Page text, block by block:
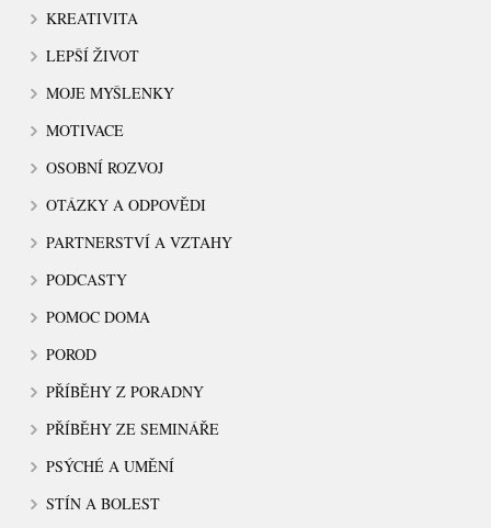
KREATIVITA
LEPŠÍ ŽIVOT
MOJE MYŠLENKY
MOTIVACE
OSOBNÍ ROZVOJ
OTÁZKY A ODPOVĚDI
PARTNERSTVÍ A VZTAHY
PODCASTY
POMOC DOMA
POROD
PŘÍBĚHY Z PORADNY
PŘÍBĚHY ZE SEMINÁŘE
PSÝCHÉ A UMĚNÍ
STÍN A BOLEST